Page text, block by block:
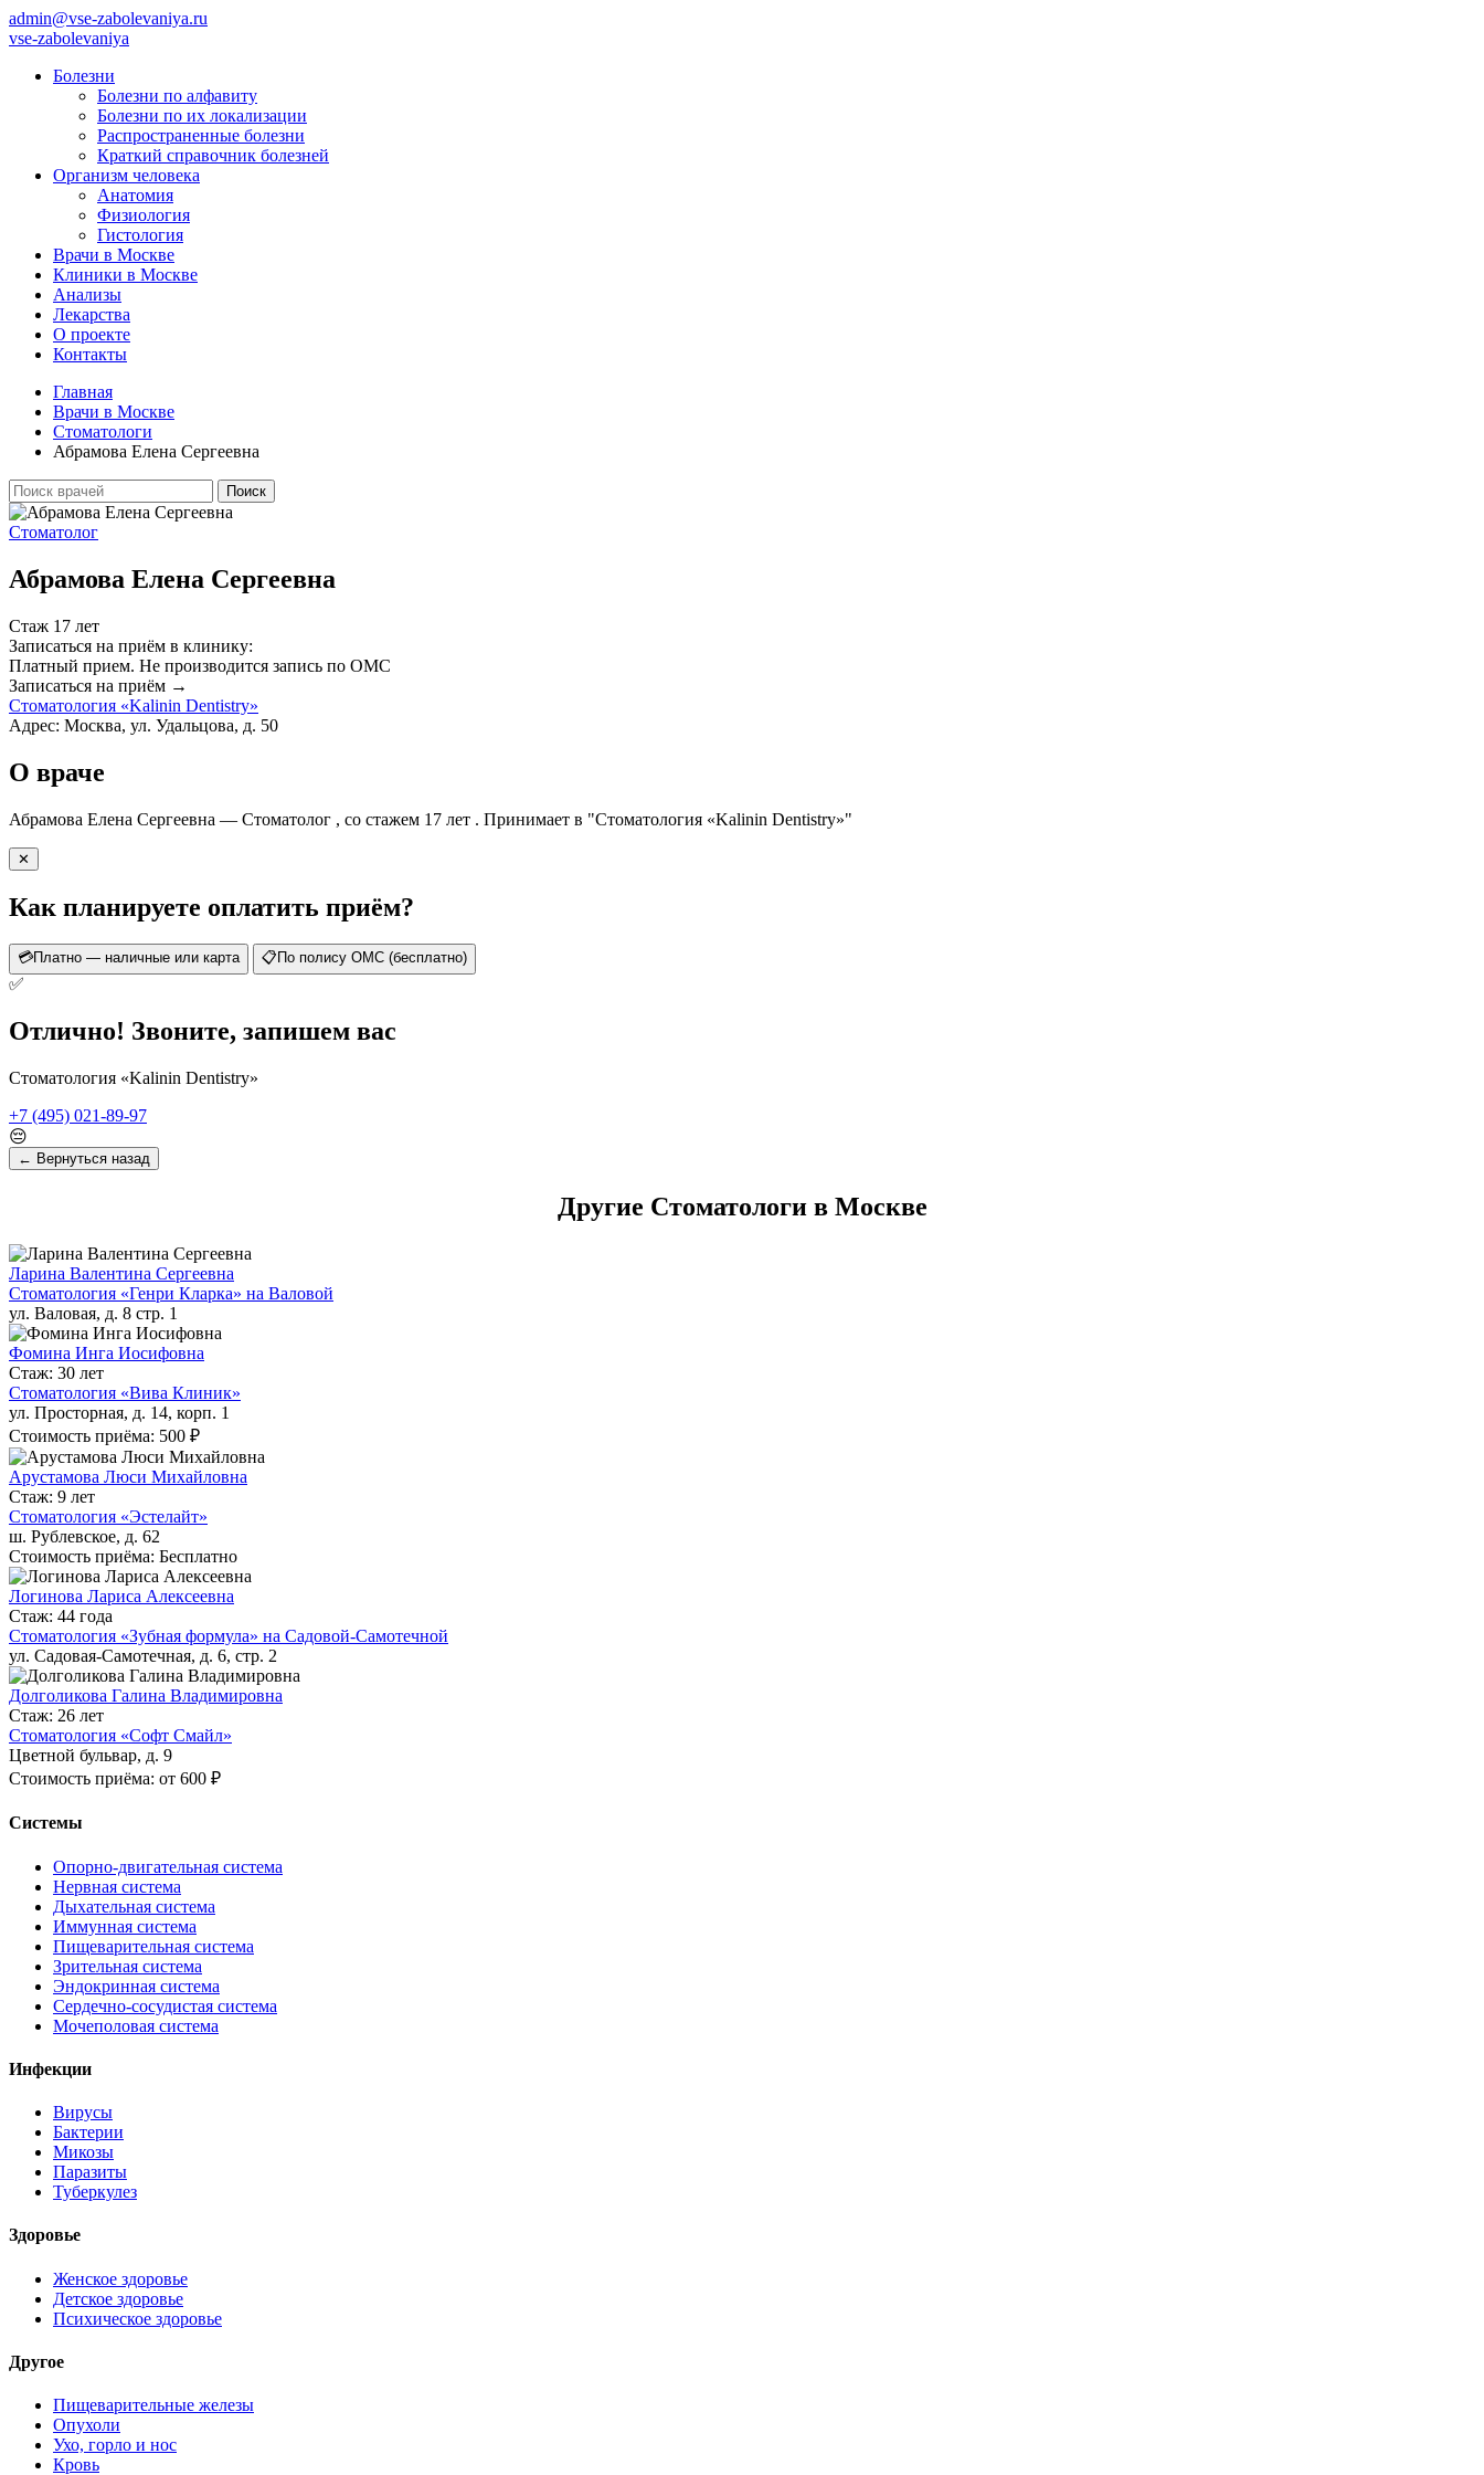
admin@vse-zabolevaniya.ru
vse-zabolevaniya
Болезни
Болезни по алфавиту
Болезни по их локализации
Распространенные болезни
Краткий справочник болезней
Организм человека
Анатомия
Физиология
Гистология
Врачи в Москве
Клиники в Москве
Анализы
Лекарства
О проекте
Контакты
Главная
Врачи в Москве
Стоматологи
Абрамова Елена Сергеевна
Стоматолог
Абрамова Елена Сергеевна
Стаж 17 лет
Записаться на приём в клинику:
Платный прием. Не производится запись по ОМС
Записаться на приём →
Стоматология «Kalinin Dentistry»
Адрес: Москва, ул. Удальцова, д. 50
О враче
Абрамова Елена Сергеевна — Стоматолог , со стажем 17 лет . Принимает в "Стоматология «Kalinin Dentistry»"
✕
Как планируете оплатить приём?
💳Платно — наличные или карта 📋 По полису ОМС (бесплатно)
✅
Отлично! Звоните, запишем вас
Стоматология «Kalinin Dentistry»
+7 (495) 021-89-97
😔
← Вернуться назад
Другие Стоматологи в Москве
Ларина Валентина Сергеевна
Стоматология «Генри Кларка» на Валовой
ул. Валовая, д. 8 стр. 1
Фомина Инга Иосифовна
Стаж: 30 лет
Стоматология «Вива Клиник»
ул. Просторная, д. 14, корп. 1
Стоимость приёма: 500 ₽
Арустамова Люси Михайловна
Стаж: 9 лет
Стоматология «Эстелайт»
ш. Рублевское, д. 62
Стоимость приёма: Бесплатно
Логинова Лариса Алексеевна
Стаж: 44 года
Стоматология «Зубная формула» на Садовой-Самотечной
ул. Садовая-Самотечная, д. 6, стр. 2
Долголикова Галина Владимировна
Стаж: 26 лет
Стоматология «Софт Смайл»
Цветной бульвар, д. 9
Стоимость приёма: от 600 ₽
Системы
Опорно-двигательная система
Нервная система
Дыхательная система
Иммунная система
Пищеварительная система
Зрительная система
Эндокринная система
Сердечно-сосудистая система
Мочеполовая система
Инфекции
Вирусы
Бактерии
Микозы
Паразиты
Туберкулез
Здоровье
Женское здоровье
Детское здоровье
Психическое здоровье
Другое
Пищеварительные железы
Опухоли
Ухо, горло и нос
Кровь